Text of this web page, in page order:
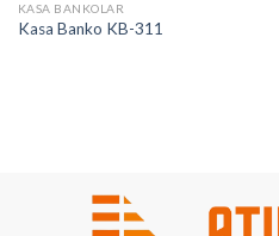
KASA BANKOLAR
Kasa Banko KB-311